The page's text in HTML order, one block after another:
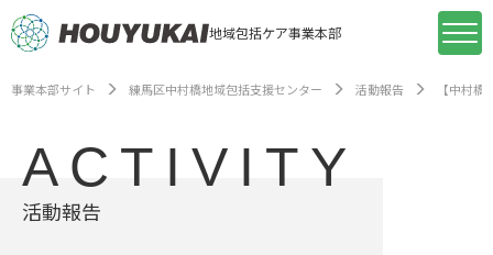
地域包括ケア事業本部
事業本部サイト 練馬区中村橋地域包括支援センター 活動報告 【中村
ACTIVITY
活動報告